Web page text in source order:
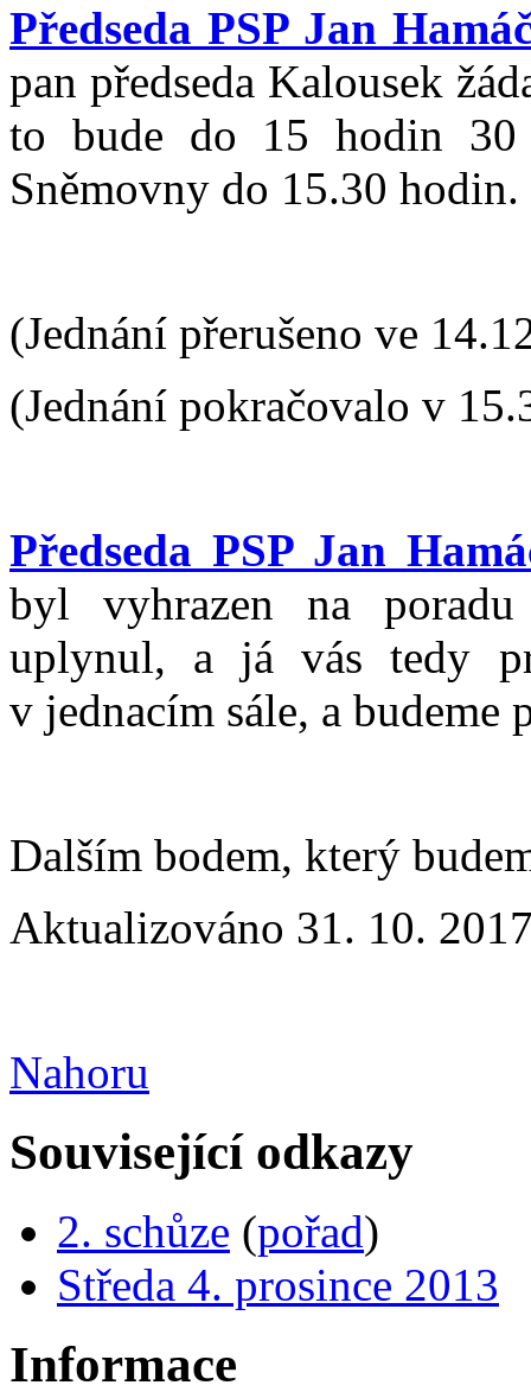
Předseda PSP Jan
pan předseda Kalousek
to bude do 15 hodin 30
Sněmovny do 15.30 hodin.
(Jednání přerušeno ve
(Jednání pokračovalo v
Předseda PSP Jan
byl vyhrazen na
uplynul, a já vás tedy
v jednacím sále, a budeme
Dalším bodem, který
Aktualizováno 31. 10.
Nahoru
Související odkazy
2. schůze (pořad)
Středa 4. prosince 2013
Informace